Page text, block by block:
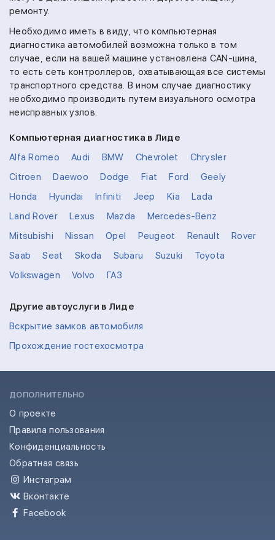
ремонту.
Необходимо иметь в виду, что компьютерная
диагностика автомобилей возможна только в том
случае, если на вашей машине установлена CAN-шина,
то есть сеть контроллеров, охватывающая все системы
транспортного средства. В ином случае диагностику
необходимо производить путем визуального осмотра
неисправных узлов.
Компьютерная диагностика в Лиде
Alfa Romeo
Audi BMW Chevrolet
Chrysler
Citroen
Daewoo Dodge Fiat Ford
Geely
Honda
Hyundai Infiniti Jeep Kia
Lada
Land Rover
Lexus Mazda
Mercedes-Benz
Mitsubishi
Nissan Opel Peugeot Renault
Rover
Saab
Seat Skoda Subaru Suzuki
Toyota
Volkswagen
Volvo ГАЗ
Другие автоуслуги в Лиде
Вскрытие замков автомобиля
Прохождение гостехосмотра
ДОПОЛНИТЕЛЬНО
О проекте
Правила пользования
Конфиденциальность
Обратная связь
Инстаграм
Вконтакте
Facebook